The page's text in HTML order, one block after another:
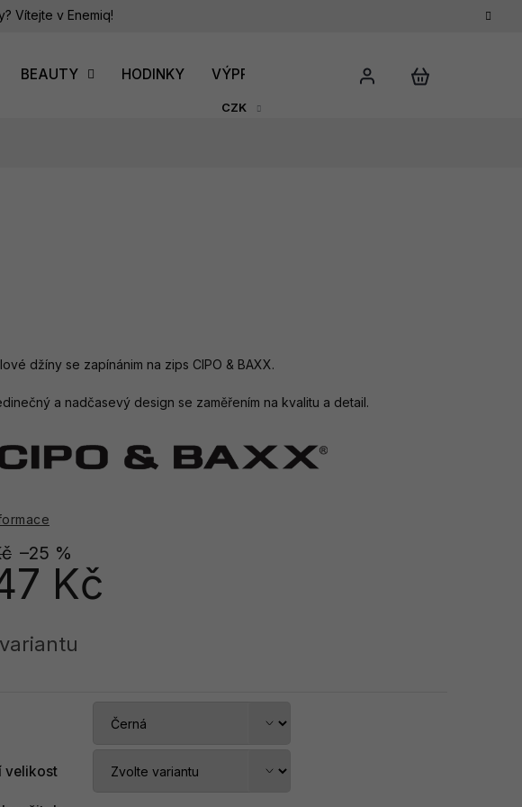
Vítejte v Enemiq!
CZK
BEAUTY HODINKY VÝPRODEJ DÁRKOVÝ POUKAZ
–25 %
Kč
velikost
džíny se zapínánim na zips CIPO & BAXX.
a nadčasevý design se zaměřením na kvalitu a detail.